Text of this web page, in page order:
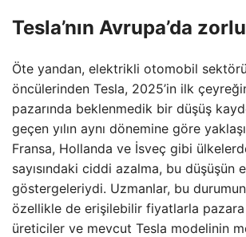
Tesla’nın Avrupa’da
Öte yandan, elektrikli otomobil
öncülerinden Tesla, 2025’in ilk
pazarında beklenmedik bir düşüş
geçen yılın aynı dönemine göre
Fransa, Hollanda ve İsveç gibi
sayısındaki ciddi azalma, bu düşüşün
göstergeleriydi. Uzmanlar, bu
özellikle de erişilebilir fiyatlarla
üreticiler ve mevcut Tesla modelinin